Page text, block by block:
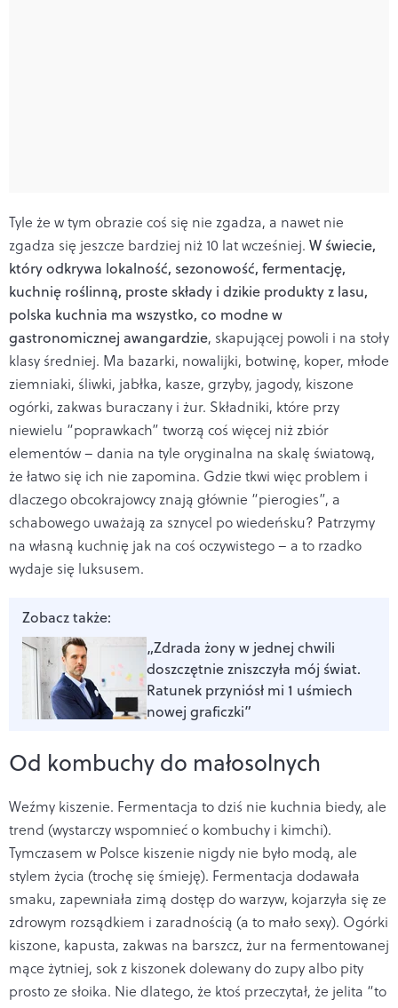
Tyle że w tym obrazie coś się nie zgadza, a nawet nie
zgadza się jeszcze bardziej niż 10 lat wcześniej. W świecie,
który odkrywa lokalność, sezonowość, fermentację,
kuchnię roślinną, proste składy i dzikie produkty z lasu,
polska kuchnia ma wszystko, co modne w
gastronomicznej awangardzie, skapującej powoli i na stoły
klasy średniej. Ma bazarki, nowalijki, botwinę, koper, młode
ziemniaki, śliwki, jabłka, kasze, grzyby, jagody, kiszone
ogórki, zakwas buraczany i żur. Składniki, które przy
niewielu “poprawkach” tworzą coś więcej niż zbiór
elementów – dania na tyle oryginalna na skalę światową,
że łatwo się ich nie zapomina. Gdzie tkwi więc problem i
dlaczego obcokrajowcy znają głównie “pierogies”, a
schabowego uważają za sznycel po wiedeńsku? Patrzymy
na własną kuchnię jak na coś oczywistego – a to rzadko
wydaje się luksusem.
Zobacz także:
„Zdrada żony w jednej chwili
doszczętnie zniszczyła mój świat.
Ratunek przyniósł mi 1 uśmiech
nowej graficzki”
Od kombuchy do małosolnych
Weźmy kiszenie. Fermentacja to dziś nie kuchnia biedy, ale
trend (wystarczy wspomnieć o kombuchy i kimchi).
Tymczasem w Polsce kiszenie nigdy nie było modą, ale
stylem życia (trochę się śmieję). Fermentacja dodawała
smaku, zapewniała zimą dostęp do warzyw, kojarzyła się ze
zdrowym rozsądkiem i zaradnością (a to mało sexy). Ogórki
kiszone, kapusta, zakwas na barszcz, żur na fermentowanej
mące żytniej, sok z kiszonek dolewany do zupy albo pity
prosto ze słoika. Nie dlatego, że ktoś przeczytał, że jelita “to